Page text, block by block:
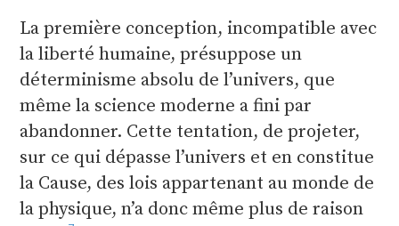
La première conception, incompatible avec
la liberté humaine, présuppose un
déterminisme absolu de l’univers, que
même la science moderne a fini par
abandonner. Cette tentation, de projeter,
sur ce qui dépasse l’univers et en constitue
la Cause, des lois appartenant au monde de
la physique, n’a donc même plus de raison